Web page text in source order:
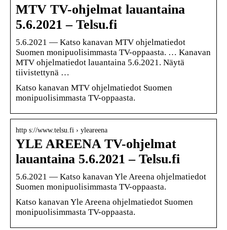
MTV TV-ohjelmat lauantaina
5.6.2021 – Telsu.fi
5.6.2021 — Katso kanavan MTV ohjelmatiedot
Suomen monipuolisimmasta TV-oppaasta. … Kanavan
MTV ohjelmatiedot lauantaina 5.6.2021. Näytä
tiivistettynä …
Katso kanavan MTV ohjelmatiedot Suomen
monipuolisimmasta TV-oppaasta.
http s://www.telsu.fi › yleareena
YLE AREENA TV-ohjelmat
lauantaina 5.6.2021 – Telsu.fi
5.6.2021 — Katso kanavan Yle Areena ohjelmatiedot
Suomen monipuolisimmasta TV-oppaasta.
Katso kanavan Yle Areena ohjelmatiedot Suomen
monipuolisimmasta TV-oppaasta.